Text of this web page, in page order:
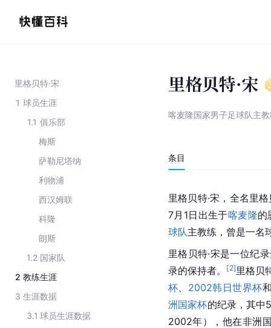
里格贝特·宋
1 球员生涯
1.1 俱乐部
梅斯
萨勒尼塔纳
利物浦
西汉姆联
科隆
朗斯
1.2 国家队
2 教练生涯
3 生涯数据
3.1 球员生涯数据
里格贝特·宋
喀麦隆国家男子足球队主
条目
里格贝特·宋，全名里
7月1日出生于喀麦隆的
球队主教练，曾是一名
里格贝特·宋是一位纪
录的保持者。
[2]里格贝
杯
2002韩日世界杯
洲国家杯的纪录，其中
2002年），他在非洲